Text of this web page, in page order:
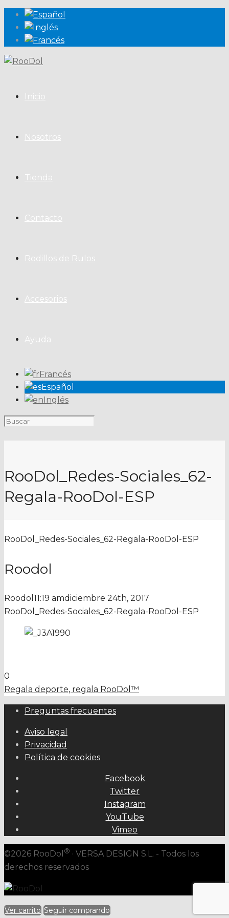
Inicio
Nosotros
Tienda
Contacto
Rodillos de Rulos
Accesorios
Ayuda
Francés
Español
Inglés
RooDol_Redes-Sociales_62-
Regala-RooDol-ESP
RooDol_Redes-Sociales_62-Regala-RooDol-ESP
Roodol
Roodol 11:19 amdiciembre 24th, 2017
RooDol_Redes-Sociales_62-Regala-RooDol-ESP
0
Regala deporte, regala RooDol™
Preguntas frecuentes
Aviso legal
Privacidad
Política de cookies
Facebook
Twitter
Instagram
YouTube
Vimeo
©2026 RooDol ® · VERSA DESIGN S.L. - Todos los
derechos reservados
Ver carrito Seguir comprando